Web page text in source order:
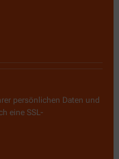
persönlichen Daten und
eine SSL-